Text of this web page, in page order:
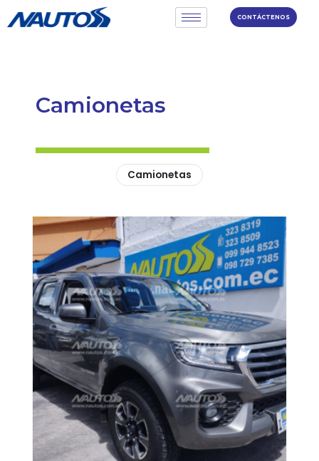
CONTÁCTENOS
Camionetas
Camionetas